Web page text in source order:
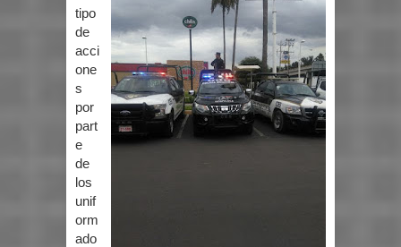
tipo
de
acci
one
s
por
part
e
de
los
unif
orm
ado